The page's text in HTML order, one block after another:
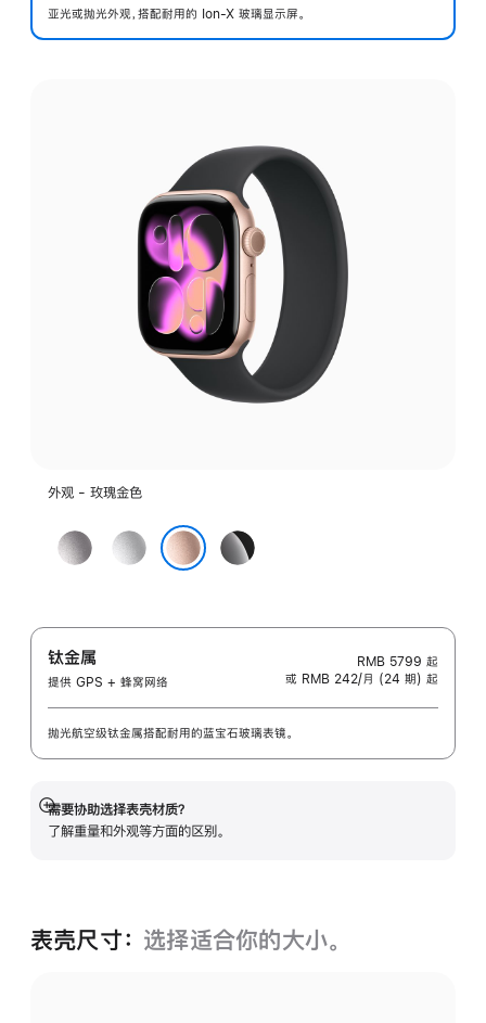
亚光或抛光外观，搭配耐用的 Ion-X 玻璃显示屏。
外观 - 玫瑰金色
深
空
色
银
亮
黑
钛金属
提供 GPS + 蜂窝网络
RMB 5799 起
或 RMB 242/月 (24 期) 起
抛光航空级钛金属搭配耐用的蓝宝石玻璃表镜。
需要协助选择表壳材质？
了解重量和外观等方面的区别。
展
开
表壳尺寸： 选择适合你的大小。